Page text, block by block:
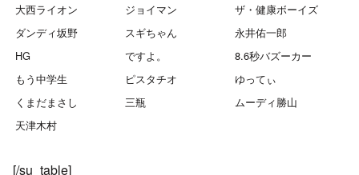
大西ライオン
ジョイマン
ザ・健康ボーイズ
ダンディ坂野
スギちゃん
永井佑一郎
HG
ですよ。
8.6秒バズーカー
もう中学生
ピスタチオ
ゆってぃ
くまだまさし
三瓶
ムーディ勝山
天津木村
[/su_table]